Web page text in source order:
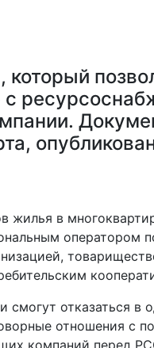
с
жилья в
оператором
отказаться в
отношения с
компаний перед